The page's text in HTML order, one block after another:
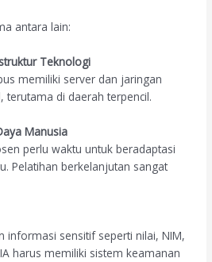
antara lain:
Teknologi
memiliki server dan jaringan
terutama di daerah terpencil.
Manusia
perlu waktu untuk beradaptasi
Pelatihan berkelanjutan sangat
informasi sensitif seperti nilai, NIM,
harus memiliki sistem keamanan